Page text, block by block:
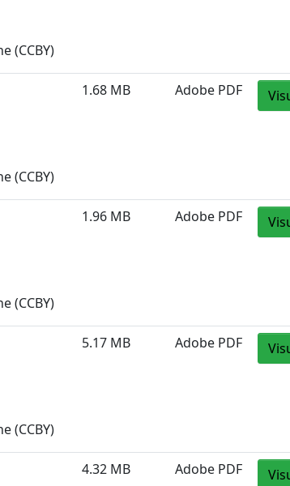
(CCBY)
(CCBY)
1.68 MB Adobe PDF
(CCBY)
1.96 MB Adobe PDF
(CCBY)
5.17 MB Adobe PDF
4.32 MB Adobe PDF